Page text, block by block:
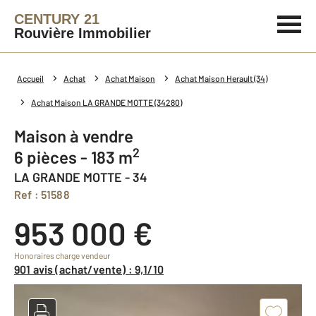
CENTURY 21
Rouvière Immobilier
Accueil Achat Achat Maison Achat Maison Herault (34)
Achat Maison LA GRANDE MOTTE (34280)
Maison à vendre
6 pièces - 183 m2
LA GRANDE MOTTE - 34
Ref : 51588
953 000 €
Honoraires charge vendeur
901 avis (achat/vente) : 9,1/10